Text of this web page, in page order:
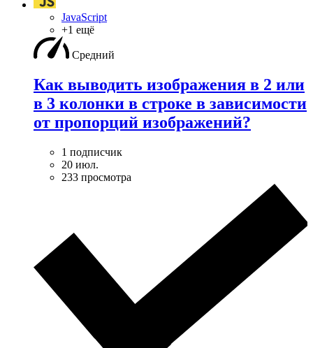
JavaScript
+1 ещё
Средний
Как выводить изображения в 2 или
в 3 колонки в строке в зависимости
от пропорций изображений?
1 подписчик
20 июл.
233 просмотра